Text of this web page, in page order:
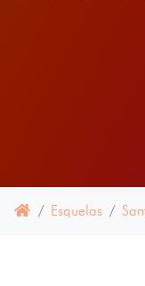
Esquelas